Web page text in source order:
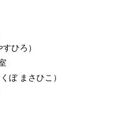
ひろ）
ぼ まさひこ）